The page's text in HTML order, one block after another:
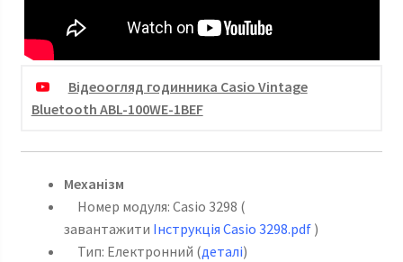
Відеоогляд годинника Casio Vintage
Bluetooth ABL-100WE-1BEF
Механізм
Номер модуля: Casio 3298 (
завантажити Інструкція Casio 3298.pdf )
Тип: Електронний (деталі)